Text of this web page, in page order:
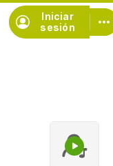
Iniciar
sesión